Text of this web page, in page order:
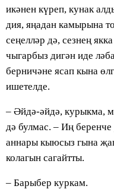
икәнен күреп, кунак
дия, яңадан камырына
сеңелләр дә, сезнең
чыгарбыз дигән иде
берничәне ясап кына
ишетелде.
– Әйдә-әйдә, курыкма,
дә булмас. – Иң
аннары кыюсыз гына
колагын сагайтты.
– Барыбер куркам.